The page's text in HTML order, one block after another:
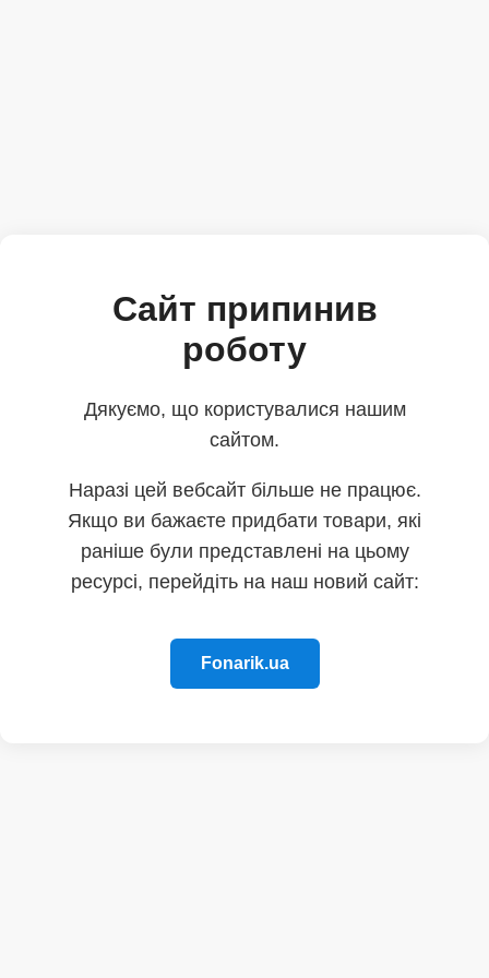
Сайт припинив
роботу
Дякуємо, що користувалися нашим
сайтом.
Наразі цей вебсайт більше не працює.
Якщо ви бажаєте придбати товари, які
раніше були представлені на цьому
ресурсі, перейдіть на наш новий сайт:
Fonarik.ua